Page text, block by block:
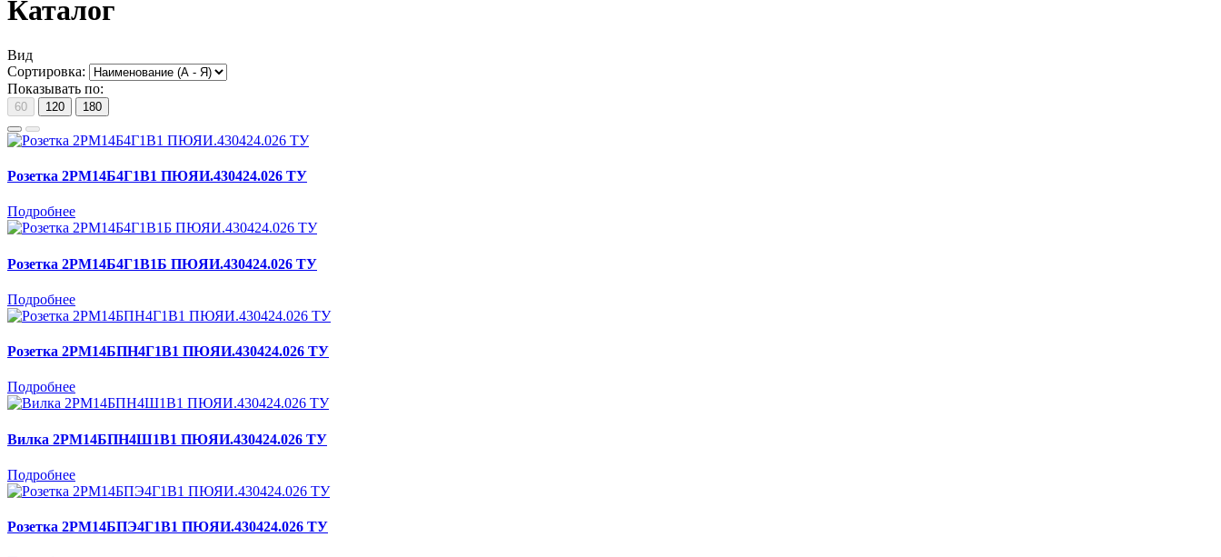
Каталог
Вид
Сортировка:
Показывать по:
60 120 180
Розетка 2РМ14Б4Г1В1 ПЮЯИ.430424.026 ТУ
Подробнее
Розетка 2РМ14Б4Г1В1Б ПЮЯИ.430424.026 ТУ
Подробнее
Розетка 2РМ14БПН4Г1В1 ПЮЯИ.430424.026 ТУ
Подробнее
Вилка 2РМ14БПН4Ш1В1 ПЮЯИ.430424.026 ТУ
Подробнее
Розетка 2РМ14БПЭ4Г1В1 ПЮЯИ.430424.026 ТУ